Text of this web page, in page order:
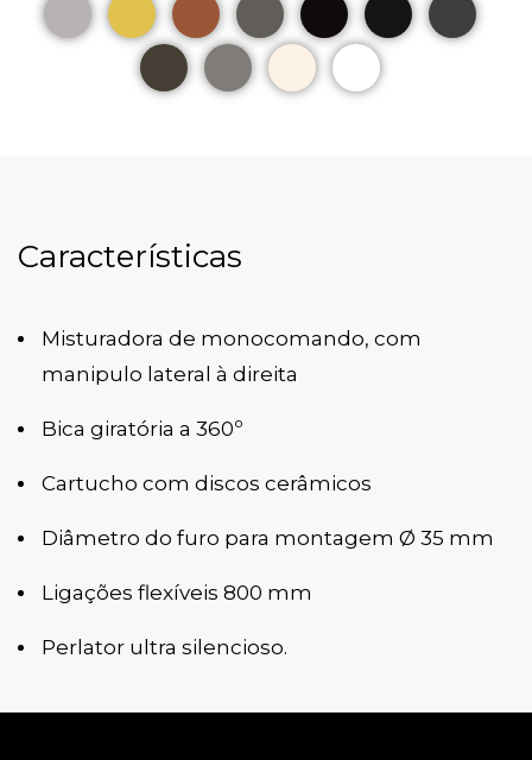
Características
Misturadora de monocomando, com
manipulo lateral à direita
Bica giratória a 360º
Cartucho com discos cerâmicos
Diâmetro do furo para montagem Ø 35 mm
Ligações flexíveis 800 mm
Perlator ultra silencioso.